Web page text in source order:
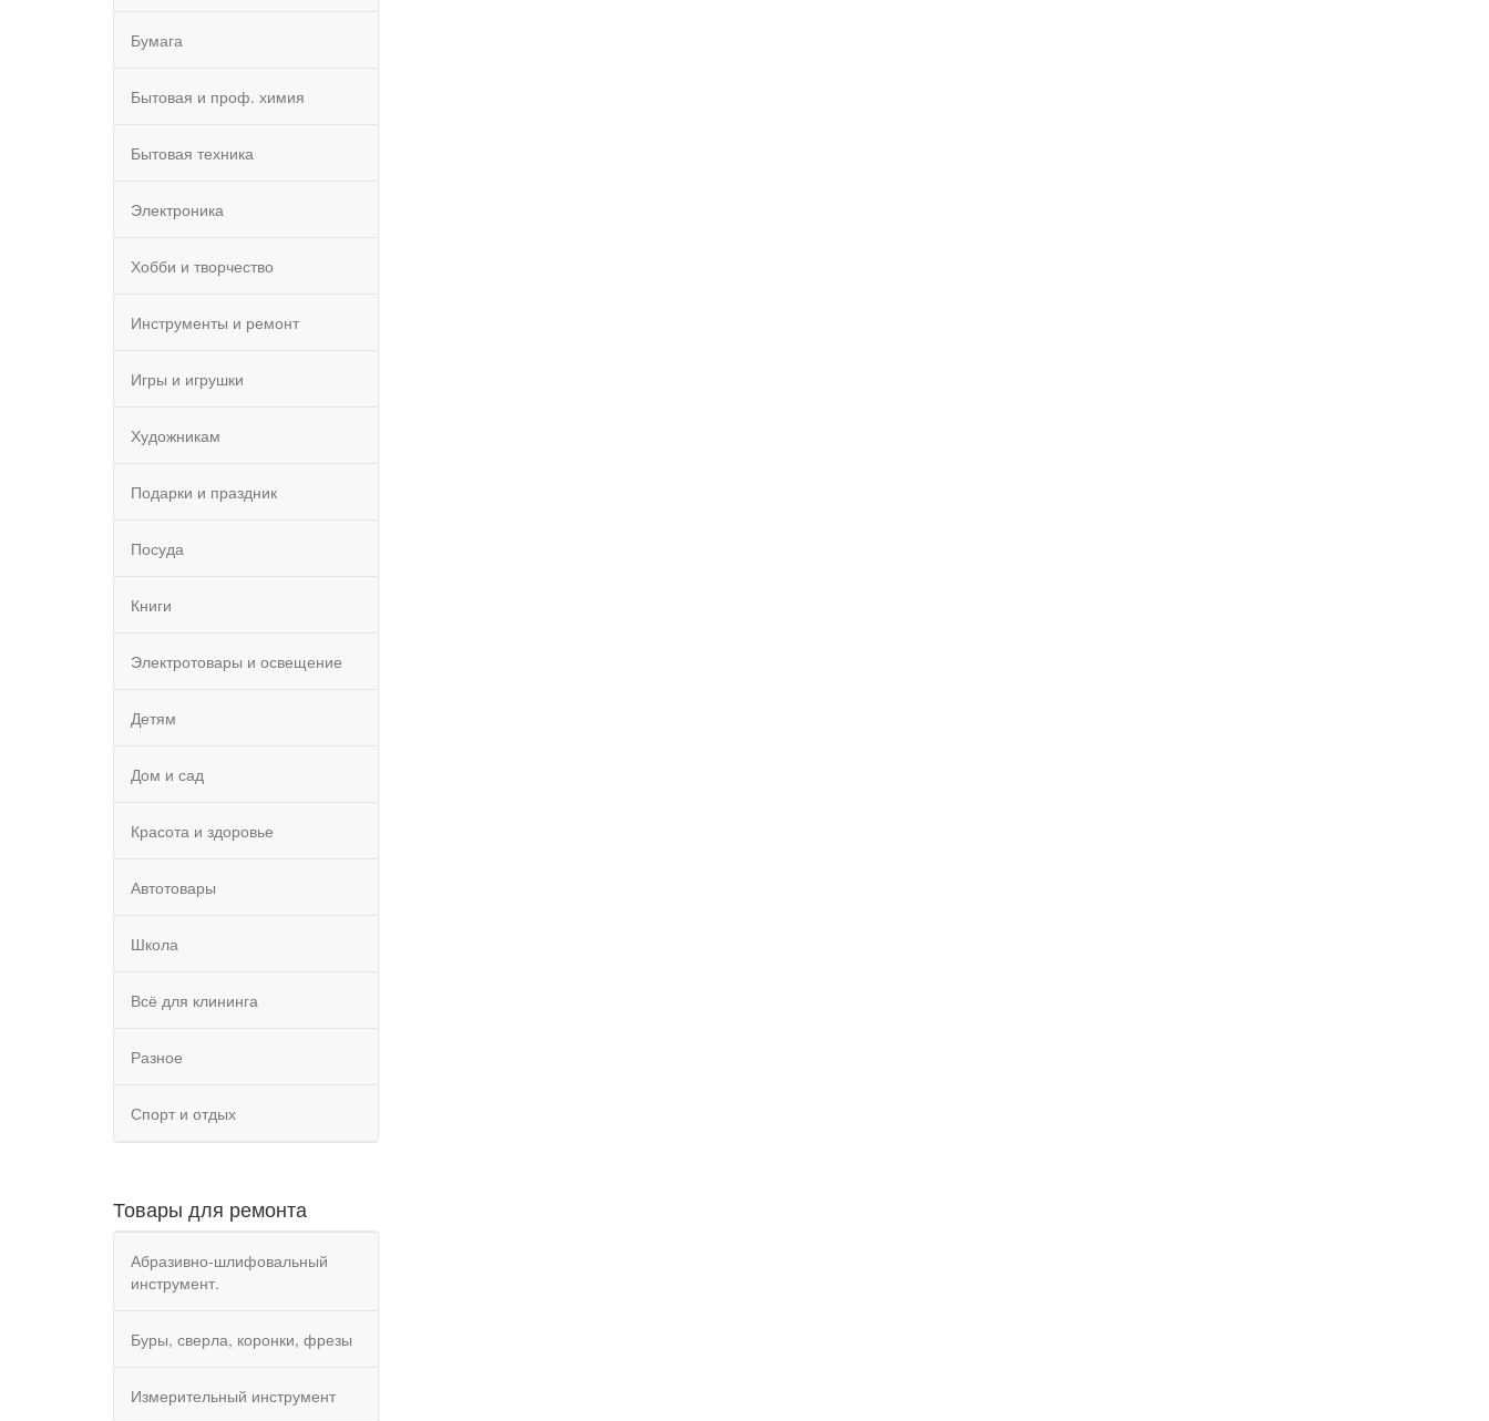
Бумага
Бытовая и проф. химия
Бытовая техника
Электроника
Хобби и творчество
Инструменты и ремонт
Игры и игрушки
Художникам
Подарки и праздник
Посуда
Книги
Электротовары и освещение
Детям
Дом и сад
Красота и здоровье
Автотовары
Школа
Всё для клининга
Разное
Спорт и отдых
Товары для ремонта
Абразивно-шлифовальный
инструмент.
Буры, сверла, коронки, фрезы
Измерительный инструмент